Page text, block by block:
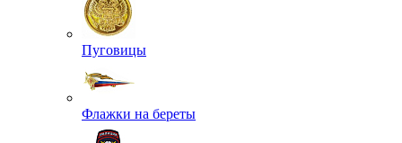
Пуговицы
Флажки на береты